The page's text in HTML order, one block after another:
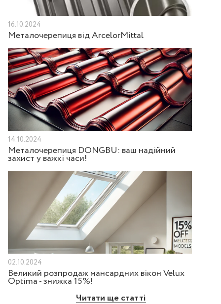
16.10.2024
Металочерепиця від ArcelorMittal
14.10.2024
Металочерепиця DONGBU: ваш надійний
захист у важкі часи!
02.10.2024
Великий розпродаж мансардних вікон Velux
Optima - знижка 15%!
Читати ще статті